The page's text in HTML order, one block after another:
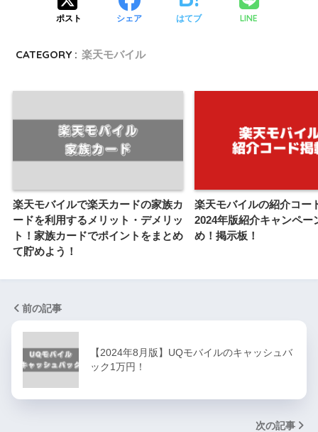
ポスト シェア はてブ LINE
CATEGORY : 楽天モバイル
楽天モバイルで楽天カードの家族カ
ードを利用するメリット・デメリッ
ト！家族カードでポイントをまとめ
て貯めよう！
楽天モバイルの紹介コー
2024年版紹介キャンペー
め！掲示板！
前の記事
【2024年8月版】UQモバイルのキャッシュバ
ック1万円！
次の記事